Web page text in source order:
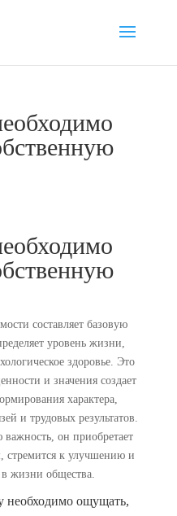
составляет базовую
уровень жизни,
здоровье. Это
и значения создает
характера,
и трудовых результатов.
он приобретает
стремится к улучшению и
в жизни общества.
необходимо ощущать,